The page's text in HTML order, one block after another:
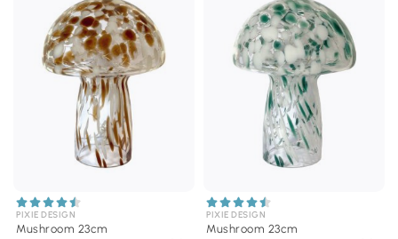
PIXIE DESIGN
Mushroom 23cm
PIXIE DESIGN
Mushroom 23cm